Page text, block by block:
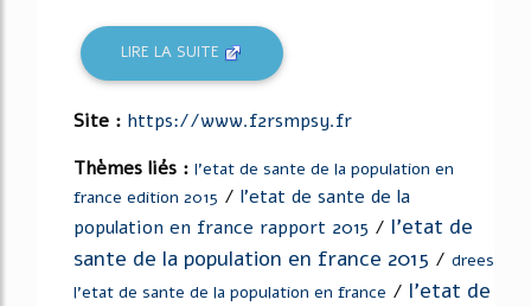
LIRE LA SUITE
Site : https://www.f2rsmpsy.fr
Thèmes liés : l'etat de sante de la population en
france edition 2015 / l'etat de sante de la
population en france rapport 2015 / l'etat de
sante de la population en france 2015 / drees
l'etat de sante de la population en france / l'etat de